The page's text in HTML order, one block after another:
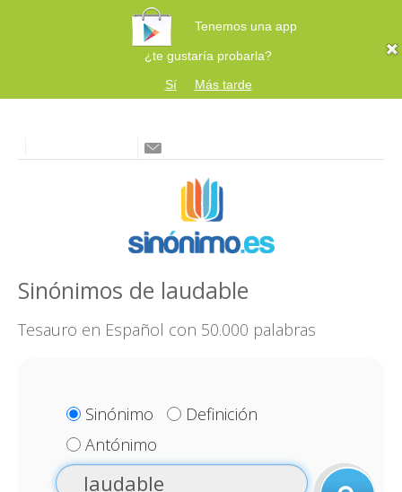
Tenemos una app
¿te gustaría probarla?
Sí
Más tarde
Sinónimos de laudable
Tesauro en Español con 50.000 palabras
Sinónimo
Definición
Antónimo